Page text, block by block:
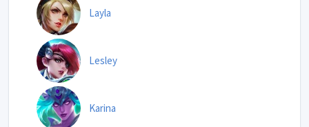
Layla
Lesley
Karina